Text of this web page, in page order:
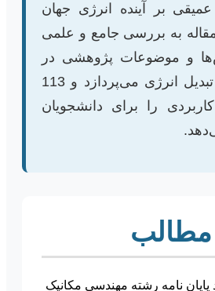
عمیقی بر آینده انرژی جهان
به بررسی جامع و علمی
و موضوعات پژوهشی در
مهندسی مکانیک تبدیل انرژی می‌پردازد و 113
را برای دانشجویان